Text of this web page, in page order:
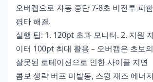
오버캡으로 자동 중단 7-8초 비전투 피
평타 해결.
실행 팁: 1. 120pt 초과 모니터. 2. 지원
이터 100pt 최대 활용 – 오버캡은 초보
잘못된 로테이션으로 인한 사이클 지연
콤보 생략 버프 미발동, 스윙 재즈 에너